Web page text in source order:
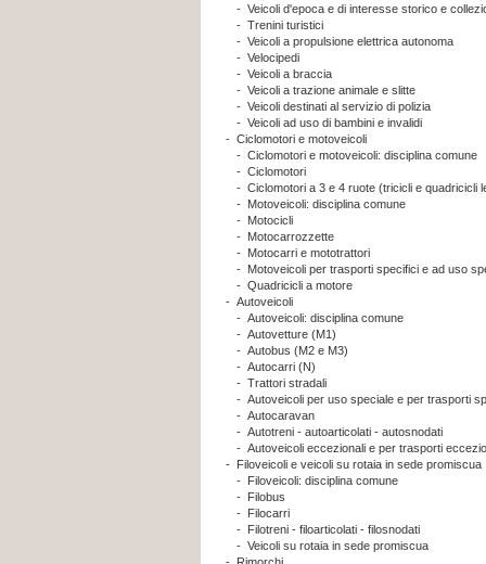
- Veicoli d'epoca e di interesse storico e
- Trenini turistici
- Veicoli a propulsione elettrica autonoma
- Velocipedi
- Veicoli a braccia
- Veicoli a trazione animale e slitte
- Veicoli destinati al servizio di polizia
- Veicoli ad uso di bambini e invalidi
- Ciclomotori e motoveicoli
- Ciclomotori e motoveicoli: disciplina comune
- Ciclomotori
- Ciclomotori a 3 e 4 ruote (tricicli e quadricicli
- Motoveicoli: disciplina comune
- Motocicli
- Motocarrozzette
- Motocarri e mototrattori
- Motoveicoli per trasporti specifici e ad uso
- Quadricicli a motore
- Autoveicoli
- Autoveicoli: disciplina comune
- Autovetture (M1)
- Autobus (M2 e M3)
- Autocarri (N)
- Trattori stradali
- Autoveicoli per uso speciale e per trasporti
- Autocaravan
- Autotreni - autoarticolati - autosnodati
- Autoveicoli eccezionali e per trasporti
- Filoveicoli e veicoli su rotaia in sede promiscua
- Filoveicoli: disciplina comune
- Filobus
- Filocarri
- Filotreni - filoarticolati - filosnodati
- Veicoli su rotaia in sede promiscua